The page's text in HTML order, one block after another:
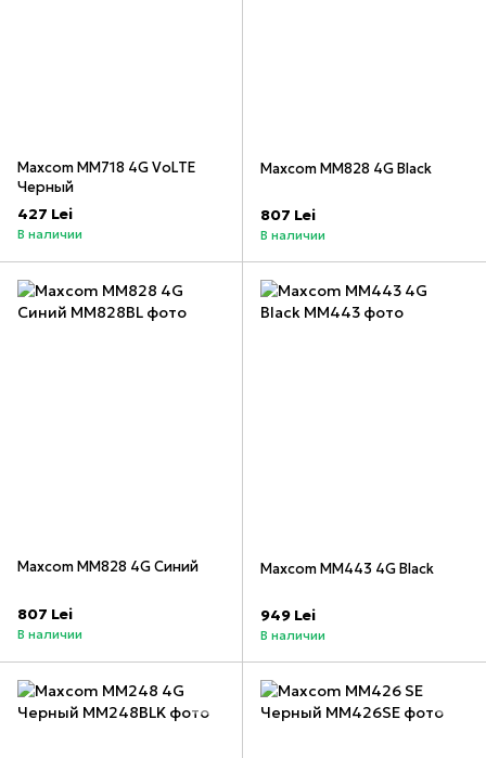
Maxcom MM718 4G VoLTE
Черный
427 Lei
В наличии
Maxcom MM828 4G Black
807 Lei
В наличии
Maxcom MM828 4G Синий
807 Lei
В наличии
Maxcom MM443 4G Black
949 Lei
В наличии